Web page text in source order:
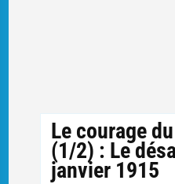
Le courage
(1/2) : Le
janvier 1915